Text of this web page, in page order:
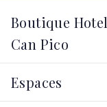
Boutique Hotel
Can Pico
Hôtel
Espaces